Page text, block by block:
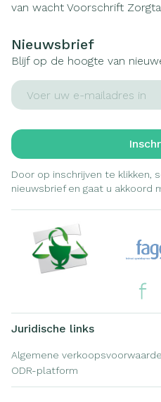
van wacht Voorschrift
Nieuwsbrief
Blijf op de hoogte van
E-mail adres
Door op inschrijven te klikken,
nieuwsbrief en gaat u akkoord
Juridische links
Algemene
ODR-platform